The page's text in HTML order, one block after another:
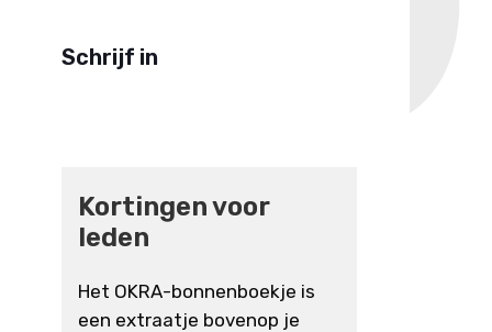
Schrijf in
Kortingen voor
leden
Het OKRA-bonnenboekje is
een extraatje bovenop je